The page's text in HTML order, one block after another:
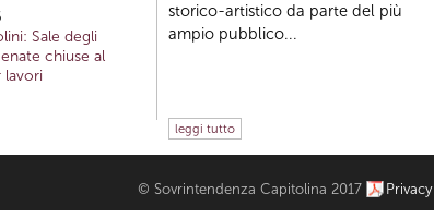
Sale degli
chiuse al
lavori
storico-artistico da parte del più
ampio pubblico...
leggi tutto
© Sovrintendenza Capitolina 2017 Privacy